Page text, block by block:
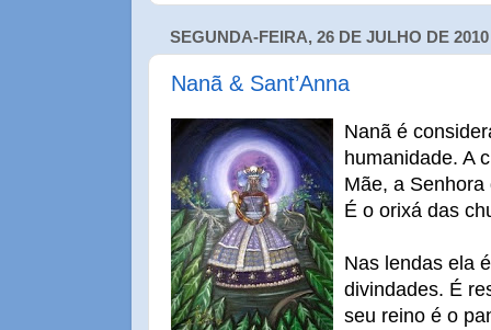
SEGUNDA-FEIRA, 26 DE JULHO DE 2010
Nanã & Sant’Anna
Nanã é
humanidade. A
Mãe, a
É o orixá das
Nas lendas ela
divindades. É
seu reino é o